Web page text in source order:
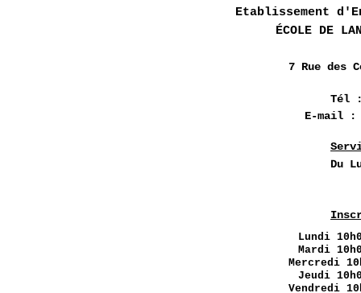
Etablissement
ÉCOLE DE
7 Rue des
Tél
E-mail
Du
Lundi
Mardi
Mercredi
Jeudi
Vendredi